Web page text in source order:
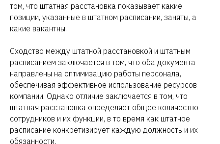
том, что штатная расстановка показывает какие
позиции, указанные в штатном расписании, заняты, а
какие вакантны.
Сходство между штатной расстановкой и штатным
расписанием заключается в том, что оба документа
направлены на оптимизацию работы персонала,
обеспечивая эффективное использование ресурсов
компании. Однако отличие заключается в том, что
штатная расстановка определяет общее количество
сотрудников и их функции, в то время как штатное
расписание конкретизирует каждую должность и их
обязанности.